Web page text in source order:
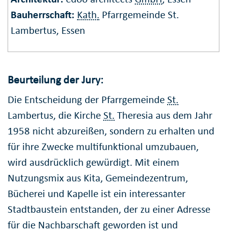
Bauherrschaft: Kath. Pfarrgemeinde St.
Lambertus, Essen
Beurteilung der Jury:
Die Entscheidung der PfarrgemeindeSt.
Lambertus, die KircheSt. Theresia aus dem Jahr
1958 nicht abzureißen, sondern zu erhalten und
für ihre Zwecke multifunktional umzubauen,
wird ausdrücklich gewürdigt. Mit einem
Nutzungsmix aus Kita, Gemeindezentrum,
Bücherei und Kapelle ist ein interessanter
Stadtbaustein entstanden, der zu einer Adresse
für die Nachbarschaft geworden ist und